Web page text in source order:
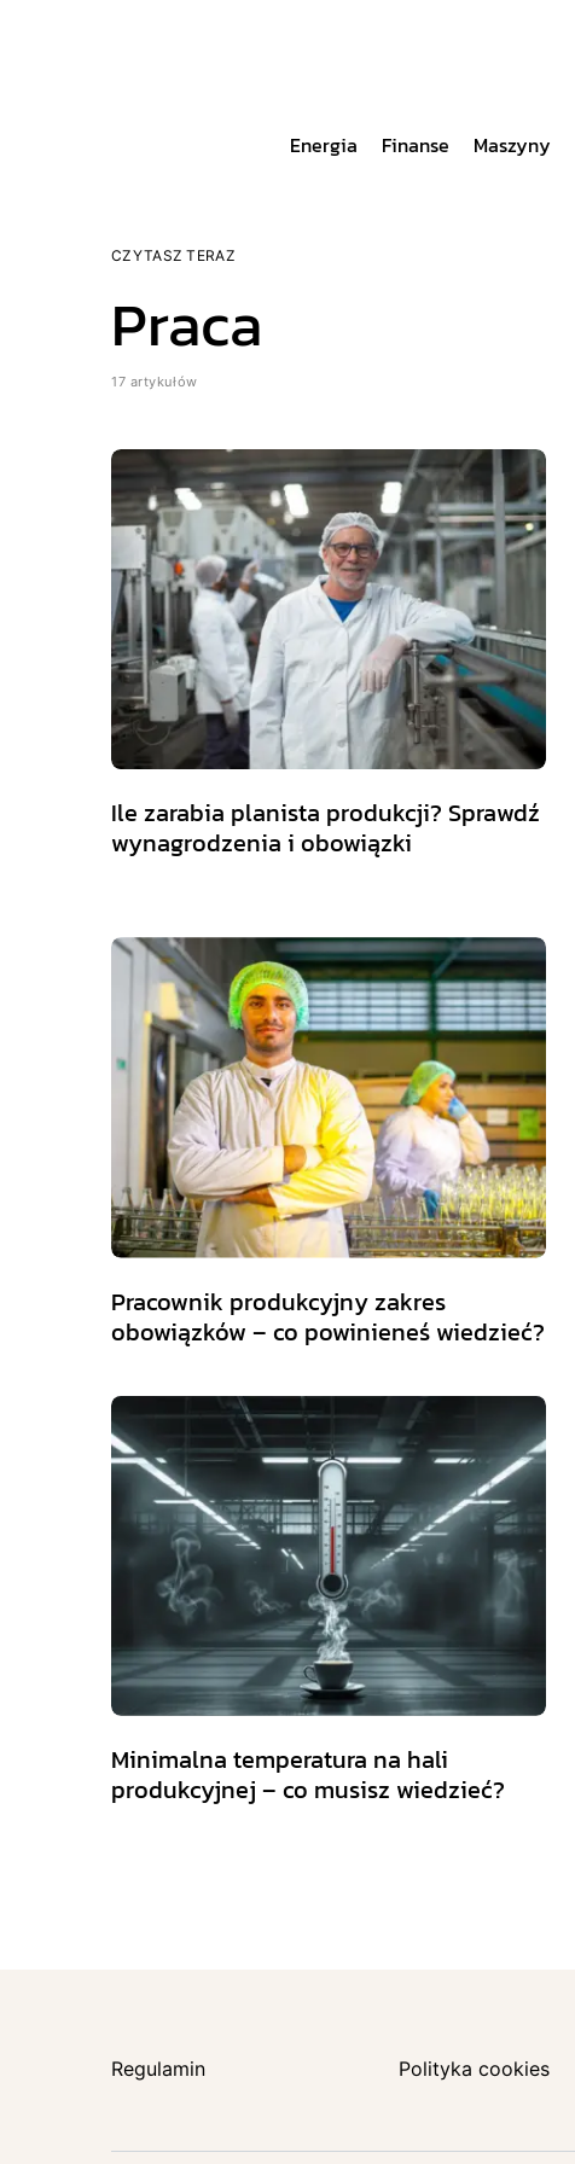
Energia Finanse Maszyny
CZYTASZ TERAZ
Praca
17 artykułów
Ile zarabia planista produkcji? Sprawdź
wynagrodzenia i obowiązki
Pracownik produkcyjny zakres
obowiązków – co powinieneś wiedzieć?
Minimalna temperatura na hali
produkcyjnej – co musisz wiedzieć?
Regulamin Polityka cookies